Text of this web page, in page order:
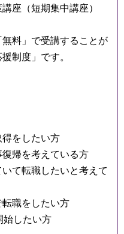
座（短期集中講座）
料」で受講することが
制度」です。
をしたい方
帰を考えている方
て転職したいと考えて
職をしたい方
したい方